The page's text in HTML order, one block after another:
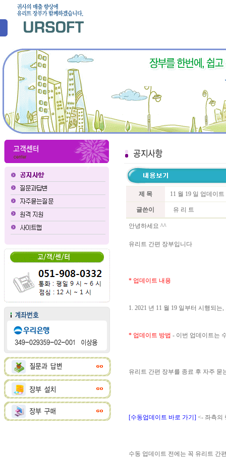
제 목 11 월 19 일 업데이
글쓴이 유 리 트
안녕하세요 ^^
유리트 간편 장부입니다
* 업데이트 내용
1. 2021 년 11 월 19 일부터 시행되
* 업데이트 방법 - 이번 업데이트는
유리트 간편 장부를 종료 후 자주
[수동업데이트 바로 가기] <- 좌측의
수동 업데이트 전에는 꼭 유리트 간